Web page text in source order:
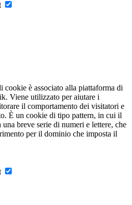
cookie è associato alla piattaforma di
Viene utilizzato per aiutare i
il comportamento dei visitatori e
È un cookie di tipo pattern, in cui il
breve serie di numeri e lettere, che
per il dominio che imposta il